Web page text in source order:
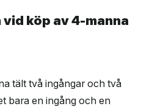
vid köp av 4-manna
tält två ingångar och två
bara en ingång och en